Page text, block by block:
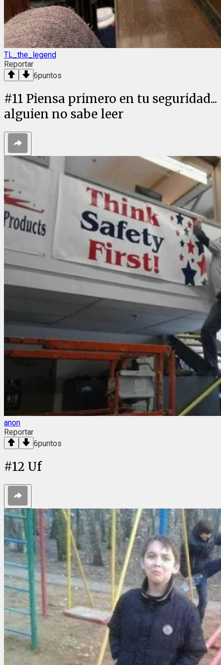
TL_the_legend
Reportar
6puntos
#11 Piensa primero en tu seguridad...
alguien no sabe leer
anon
Reportar
6puntos
#12 Uf